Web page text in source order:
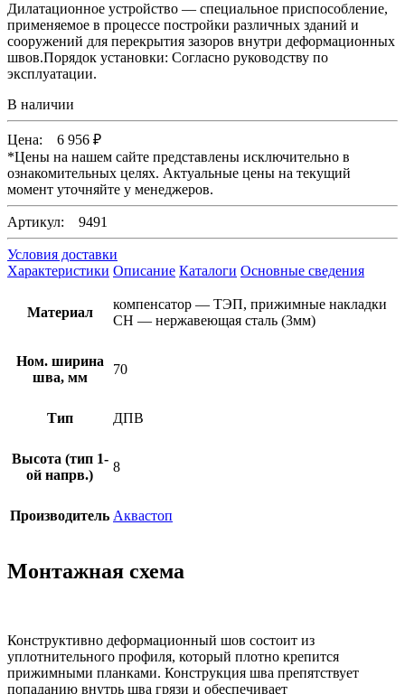
Дилатационное устройство — специальное приспособление,
применяемое в процессе постройки различных зданий и
сооружений для перекрытия зазоров внутри деформационных
швов.Порядок установки: Согласно руководству по
эксплуатации.
В наличии
Цена: 6 956 ₽
*Цены на нашем сайте представлены исключительно в
ознакомительных целях. Актуальные цены на текущий
момент уточняйте у менеджеров.
Артикул: 9491
Условия доставки
Характеристики Описание Каталоги Основные сведения
Материал
компенсатор — ТЭП, прижимные накладки
СН — нержавеющая сталь (3мм)
Ном. ширина
шва, мм
70
Тип ДПВ
Высота (тип 1-
ой напрв.)
8
Производитель Аквастоп
Монтажная схема
Конструктивно деформационный шов состоит из
уплотнительного профиля, который плотно крепится
прижимными планками. Конструкция шва препятствует
попаданию внутрь шва грязи и обеспечивает